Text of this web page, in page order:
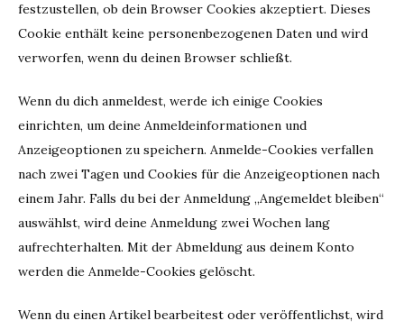
festzustellen, ob dein Browser Cookies akzeptiert. Dieses
Cookie enthält keine personenbezogenen Daten und wird
verworfen, wenn du deinen Browser schließt.
Wenn du dich anmeldest, werde ich einige Cookies
einrichten, um deine Anmeldeinformationen und
Anzeigeoptionen zu speichern. Anmelde-Cookies verfallen
nach zwei Tagen und Cookies für die Anzeigeoptionen nach
einem Jahr. Falls du bei der Anmeldung „Angemeldet bleiben“
auswählst, wird deine Anmeldung zwei Wochen lang
aufrechterhalten. Mit der Abmeldung aus deinem Konto
werden die Anmelde-Cookies gelöscht.
Wenn du einen Artikel bearbeitest oder veröffentlichst, wird